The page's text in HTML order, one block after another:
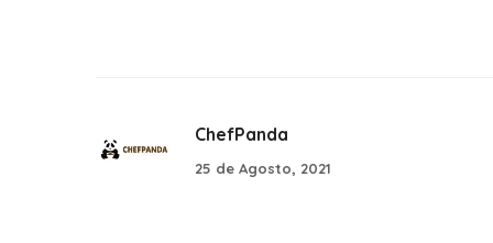
ChefPanda
25 de Agosto, 2021